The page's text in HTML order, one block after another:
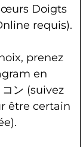
Doigts
requis).
prenez
en
コン (suivez
être certain